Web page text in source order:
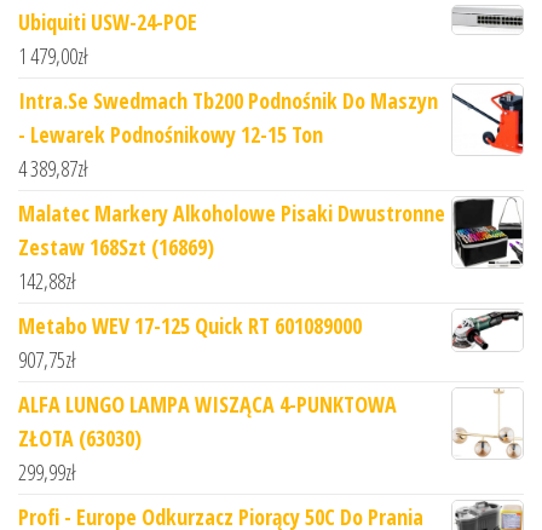
Ubiquiti USW-24-POE
1 479,00zł
Intra.Se Swedmach Tb200 Podnośnik Do Maszyn
- Lewarek Podnośnikowy 12-15 Ton
4 389,87zł
Malatec Markery Alkoholowe Pisaki Dwustronne
Zestaw 168Szt (16869)
142,88zł
Metabo WEV 17-125 Quick RT 601089000
907,75zł
ALFA LUNGO LAMPA WISZĄCA 4-PUNKTOWA
ZŁOTA (63030)
299,99zł
Profi - Europe Odkurzacz Piorący 50C Do Prania